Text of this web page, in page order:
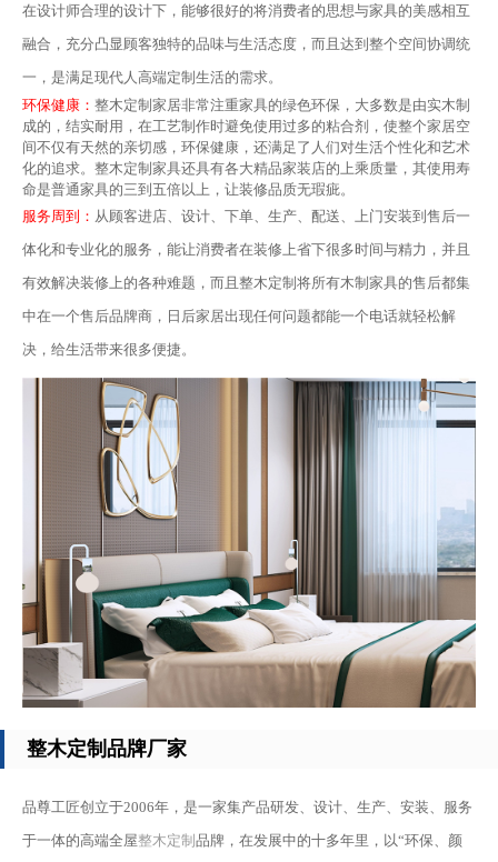
在设计师合理的设计下，能够很好的将消费者的思想与家具的美感相互
融合，充分凸显顾客独特的品味与生活态度，而且达到整个空间协调统
一，是满足现代人高端定制生活的需求。
环保健康： 整木定制家居非常注重家具的绿色环保，大多数是由实木制
成的，结实耐用，在工艺制作时避免使用过多的粘合剂，使整个家居空
间不仅有天然的亲切感，环保健康，还满足了人们对生活个性化和艺术
化的追求。整木定制家具还具有各大精品家装店的上乘质量，其使用寿
命是普通家具的三到五倍以上，让装修品质无瑕疵。
服务周到： 从顾客进店、设计、下单、生产、配送、上门安装到售后一
体化和专业化的服务，能让消费者在装修上省下很多时间与精力，并且
有效解决装修上的各种难题，而且整木定制将所有木制家具的售后都集
中在一个售后品牌商，日后家居出现任何问题都能一个电话就轻松解
决，给生活带来很多便捷。
整木定制品牌厂家
品尊工匠创立于2006年，是一家集产品研发、设计、生产、安装、服务
于一体的高端全屋整木定制 品牌，在发展中的十多年里，以“环保、颜